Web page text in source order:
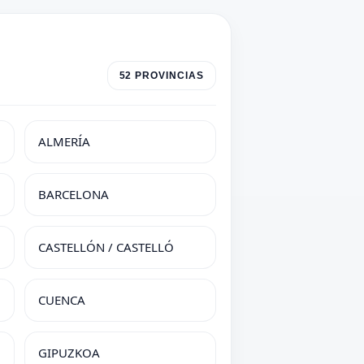
52 PROVINCIAS
ALMERÍA
BARCELONA
CASTELLÓN / CASTELLÓ
CUENCA
GIPUZKOA